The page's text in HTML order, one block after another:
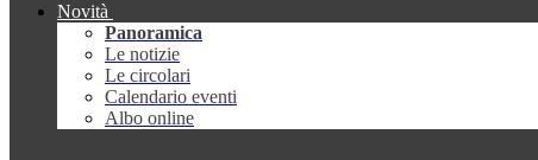
Novità
Panoramica
Le notizie
Le circolari
Calendario eventi
Albo online